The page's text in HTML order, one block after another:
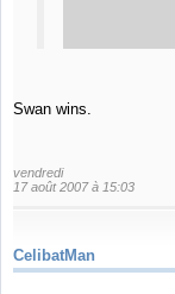
Swan wins.
vendredi
17 août 2007 à 15:03
CelibatMan